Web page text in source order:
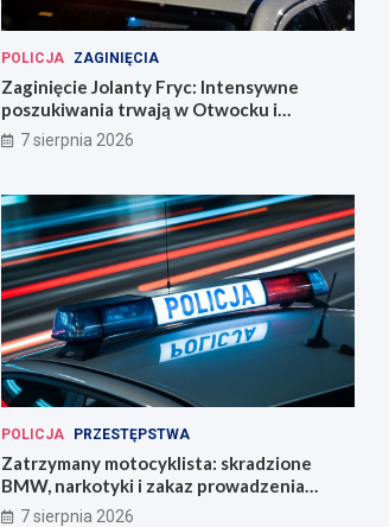
POLICJA ZAGINIĘCIA
Zaginięcie Jolanty Fryc: Intensywne
poszukiwania trwają w Otwocku i
Wrocławiu
7 sierpnia 2026
POLICJA PRZESTĘPSTWA
Zatrzymany motocyklista: skradzione
BMW, narkotyki i zakaz prowadzenia
pojazdów
7 sierpnia 2026